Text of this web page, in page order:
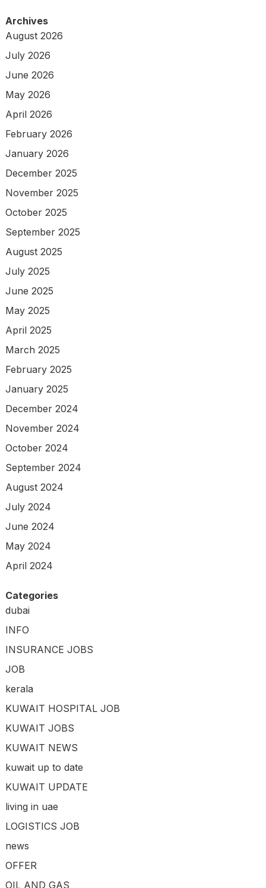
Archives
August 2026
July 2026
June 2026
May 2026
April 2026
February 2026
January 2026
December 2025
November 2025
October 2025
September 2025
August 2025
July 2025
June 2025
May 2025
April 2025
March 2025
February 2025
January 2025
December 2024
November 2024
October 2024
September 2024
August 2024
July 2024
June 2024
May 2024
April 2024
Categories
dubai
INFO
INSURANCE JOBS
JOB
kerala
KUWAIT HOSPITAL JOB
KUWAIT JOBS
KUWAIT NEWS
kuwait up to date
KUWAIT UPDATE
living in uae
LOGISTICS JOB
news
OFFER
OIL AND GAS